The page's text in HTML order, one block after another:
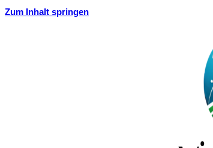
Zum Inhalt springen